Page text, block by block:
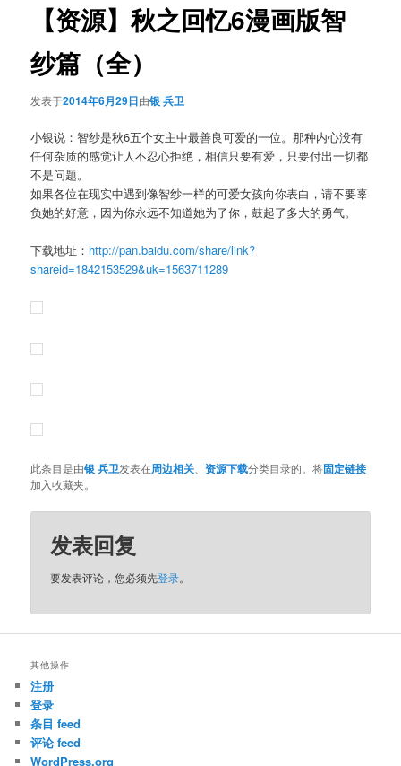
【资源】秋之回忆6漫画版智
纱篇（全）
发表于2014年6月29日由银 兵卫
小银说：智纱是秋6五个女主中最善良可爱的一位。那种内心没有
任何杂质的感觉让人不忍心拒绝，相信只要有爱，只要付出一切都
不是问题。
如果各位在现实中遇到像智纱一样的可爱女孩向你表白，请不要辜
负她的好意，因为你永远不知道她为了你，鼓起了多大的勇气。
下载地址： http://pan.baidu.com/share/link?
shareid=1842153529&uk=1563711289
此条目是由银 兵卫发表在周边相关 资源下载分类目录的。将固定链接
加入收藏夹。
发表回复
要发表评论，您必须先登录。
其他操作
注册
登录
条目 feed
评论 feed
WordPress.org